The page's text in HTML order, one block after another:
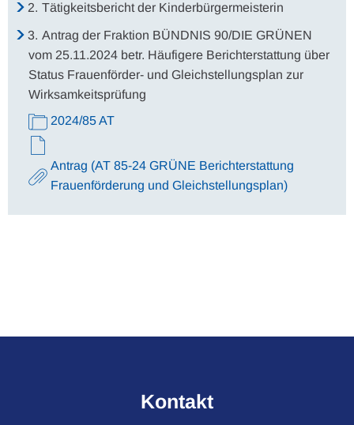
2. Tätigkeitsbericht der Kinderbürgermeisterin
3. Antrag der Fraktion BÜNDNIS 90/DIE GRÜNEN
vom 25.11.2024 betr. Häufigere Berichterstattung über
Status Frauenförder- und Gleichstellungsplan zur
Wirksamkeitsprüfung
2024/85 AT
Antrag (AT 85-24 GRÜNE Berichterstattung
Frauenförderung und Gleichstellungsplan)
Kontakt